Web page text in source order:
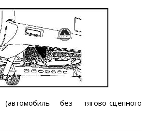
без тягово-сцепного